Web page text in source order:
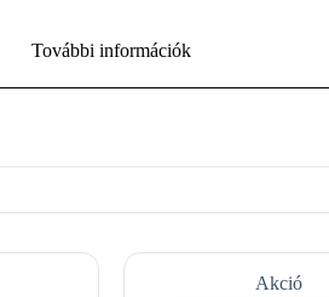
További információk
Akció